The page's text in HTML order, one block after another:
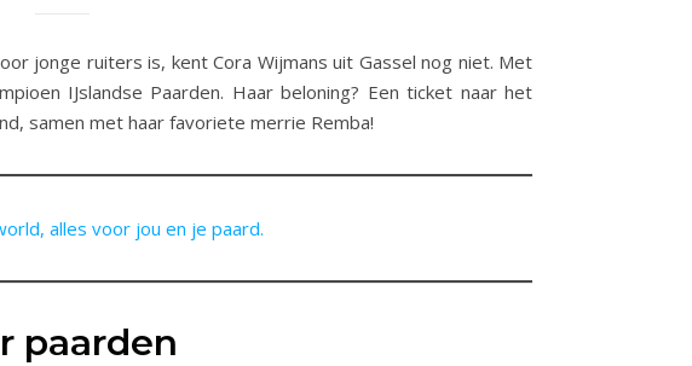
jonge ruiters is, kent Cora Wijmans uit Gassel nog niet. Met
IJslandse Paarden. Haar beloning? Een ticket naar het
samen met haar favoriete merrie Remba!
paarden